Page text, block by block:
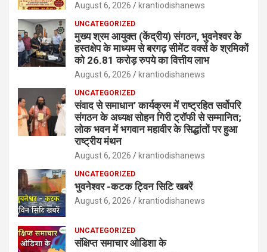
August 6, 2026 krantiodishanews
UNCATEGORIZED
मुख्य श्रम आयुक्त (केंद्रीय) संगठन, भुवनेश्वर के
हस्तक्षेप के माध्यम से बरगढ़ सीमेंट वर्क्स के श्रमिकों
को 26.81 करोड़ रुपये का वित्तीय लाभ
August 6, 2026 krantiodishanews
UNCATEGORIZED
संवाद से समाधान’ कार्यक्रम में राष्ट्रहित सर्वोपरि
संगठन के अध्यक्ष सोहन गिरी ट्रॉफी से सम्मानित;
लोक भवन में भगवान महावीर के सिद्धांतों पर हुआ
राष्ट्रीय मंथन
August 6, 2026 krantiodishanews
UNCATEGORIZED
भुवनेश्वर -कटक ट्विन सिटि खबरें
August 6, 2026 krantiodishanews
UNCATEGORIZED
संक्षिप्त समाचार ओडिशा के